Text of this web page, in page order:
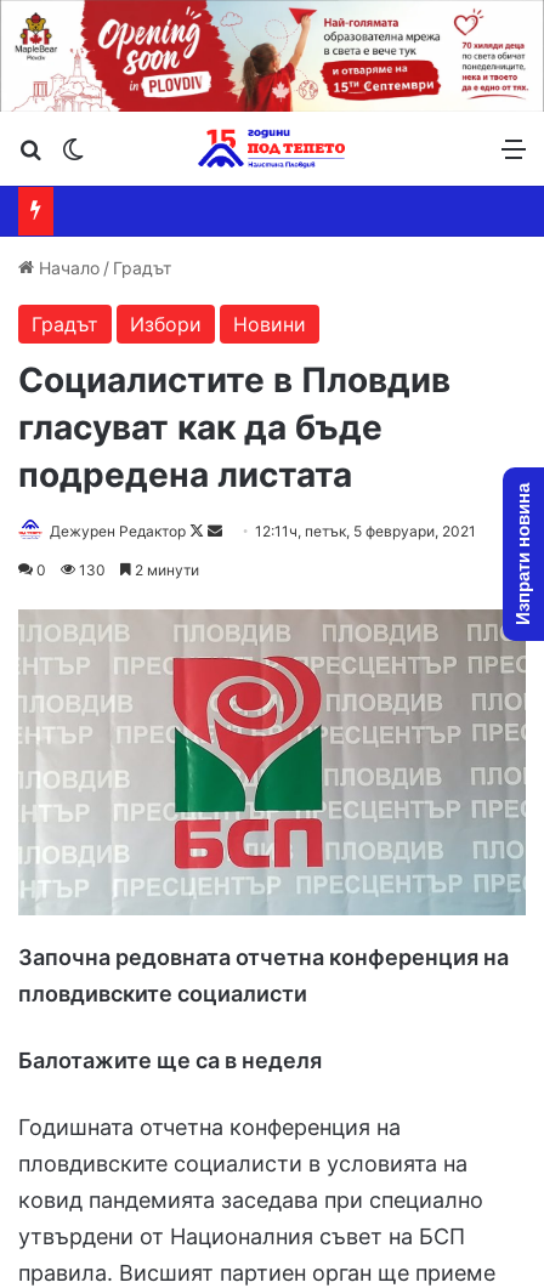
Търсене ...
Начало / Градът
Градът Избори Новини
Социалистите в Пловдив
гласуват как да бъде
подредена листата
Дежурен Редактор
F
o
o
n
n
e
m
a
l
12:11ч, петък, 5 февруари, 2021
0 130 2 минути
Започна редовната отчетна конференция на
пловдивските социалисти
Балотажите ще са в неделя
Годишната отчетна конференция на
пловдивските социалисти в условията на
ковид пандемията заседава при специално
утвърдени от Националния съвет на БСП
правила. Висшият партиен орган ще приеме
Изпрати новина